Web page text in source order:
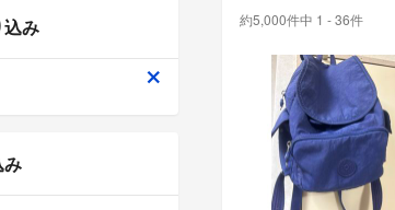
約5,000件中 1 - 36件
み
み